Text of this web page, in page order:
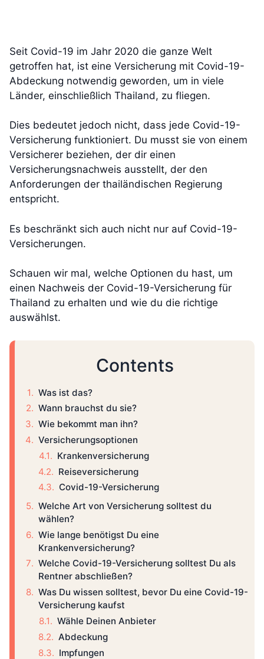
Seit Covid-19 im Jahr 2020 die ganze Welt
getroffen hat, ist eine Versicherung mit Covid-19-
Abdeckung notwendig geworden, um in viele
Länder, einschließlich Thailand, zu fliegen.
Dies bedeutet jedoch nicht, dass jede Covid-19-
Versicherung funktioniert. Du musst sie von einem
Versicherer beziehen, der dir einen
Versicherungsnachweis ausstellt, der den
Anforderungen der thailändischen Regierung
entspricht.
Es beschränkt sich auch nicht nur auf Covid-19-
Versicherungen.
Schauen wir mal, welche Optionen du hast, um
einen Nachweis der Covid-19-Versicherung für
Thailand zu erhalten und wie du die richtige
auswählst.
Contents
Was ist das?
Wann brauchst du sie?
Wie bekommt man ihn?
Versicherungsoptionen
Krankenversicherung
Reiseversicherung
Covid-19-Versicherung
Welche Art von Versicherung solltest du
wählen?
Wie lange benötigst Du eine
Krankenversicherung?
Welche Covid-19-Versicherung solltest Du als
Rentner abschließen?
Was Du wissen solltest, bevor Du eine Covid-19-
Versicherung kaufst
Wähle Deinen Anbieter
Abdeckung
Impfungen